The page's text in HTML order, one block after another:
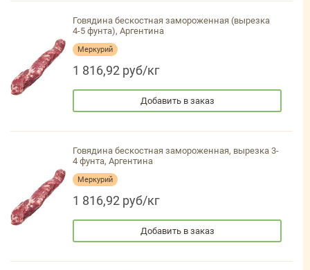
Говядина бескостная замороженная (вырезка
4-5 фунта), Аргентина
Меркурий
1 816,92 руб/кг
Добавить в заказ
Говядина бескостная замороженная, вырезка 3-
4 фунта, Аргентина
Меркурий
1 816,92 руб/кг
Добавить в заказ